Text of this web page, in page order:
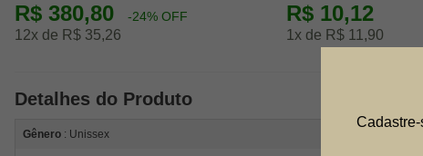
R$ 380,80 -24% OFF
12x de R$ 35,26
R$ 10,12
1x de R$ 11,90
Detalhes do Produto
Gênero : Unissex